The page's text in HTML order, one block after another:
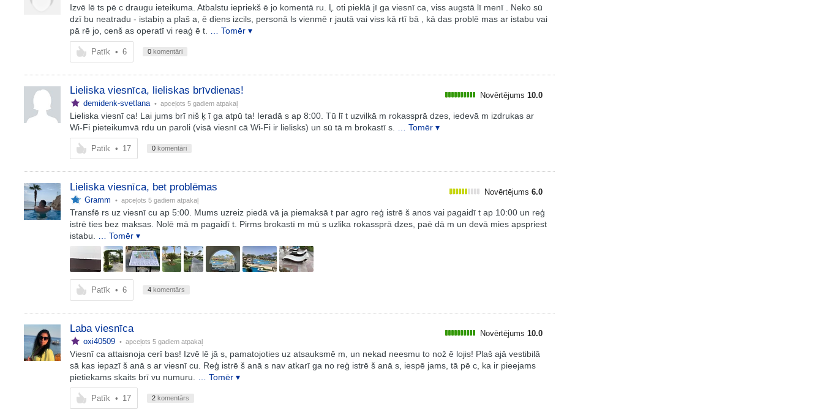
Izvē lē ts pē c draugu ieteikuma. Atbalstu iepriekš ē jo komentā ru. Ļ oti pieklā jī ga viesnī ca, viss augstā lī menī . Neko sū
dzī bu neatradu - istabiņ a plaš a, ē diens izcils, personā ls vienmē r jautā vai viss kā rtī bā , kā das problē mas ar istabu vai
pā rē jo, cenš as operatī vi reaģ ē t.
… Tomēr ▾
Patīk • 6 0komentāri
Lieliska viesnīca, lieliskas brīvdienas!
demidenk-svetlana • apceļots 5 gadiem atpakaļ
Novērtējums 10.0
Lieliska viesnī ca! Lai jums brī niš ķ ī ga atpū ta! Ieradā s ap 8:00. Tū lī t uzvilkā m rokassprā dzes, iedevā m izdrukas ar
Wi-Fi pieteikumvā rdu un paroli (visā viesnī cā Wi-Fi ir lielisks) un sū tā m brokastī s.
… Tomēr ▾
Patīk • 17 0komentāri
Lieliska viesnīca, bet problēmas
Gramm • apceļots 5 gadiem atpakaļ
Novērtējums 6.0
Transfē rs uz viesnī cu ap 5:00. Mums uzreiz piedā vā ja piemaksā t par agro reģ istrē š anos vai pagaidī t ap 10:00 un reģ
istrē ties bez maksas. Nolē mā m pagaidī t. Pirms brokastī m mū s uzlika rokassprā dzes, paē dā m un devā mies apspriest
istabu.
… Tomēr ▾
Patīk • 6 4komentārs
Laba viesnīca
oxi40509 • apceļots 5 gadiem atpakaļ
Novērtējums 10.0
Viesnī ca attaisnoja cerī bas! Izvē lē jā s, pamatojoties uz atsauksmē m, un nekad neesmu to nož ē lojis! Plaš ajā vestibilā
sā kas iepazī š anā s ar viesnī cu. Reģ istrē š anā s nav atkarī ga no reģ istrē š anā s, iespē jams, tā pē c, ka ir pieejams
pietiekams skaits brī vu numuru.
… Tomēr ▾
Patīk • 17 2komentārs